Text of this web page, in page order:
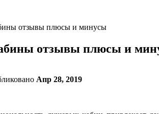
отзывы плюсы и минусы
отзывы плюсы и
Апр 28, 2019